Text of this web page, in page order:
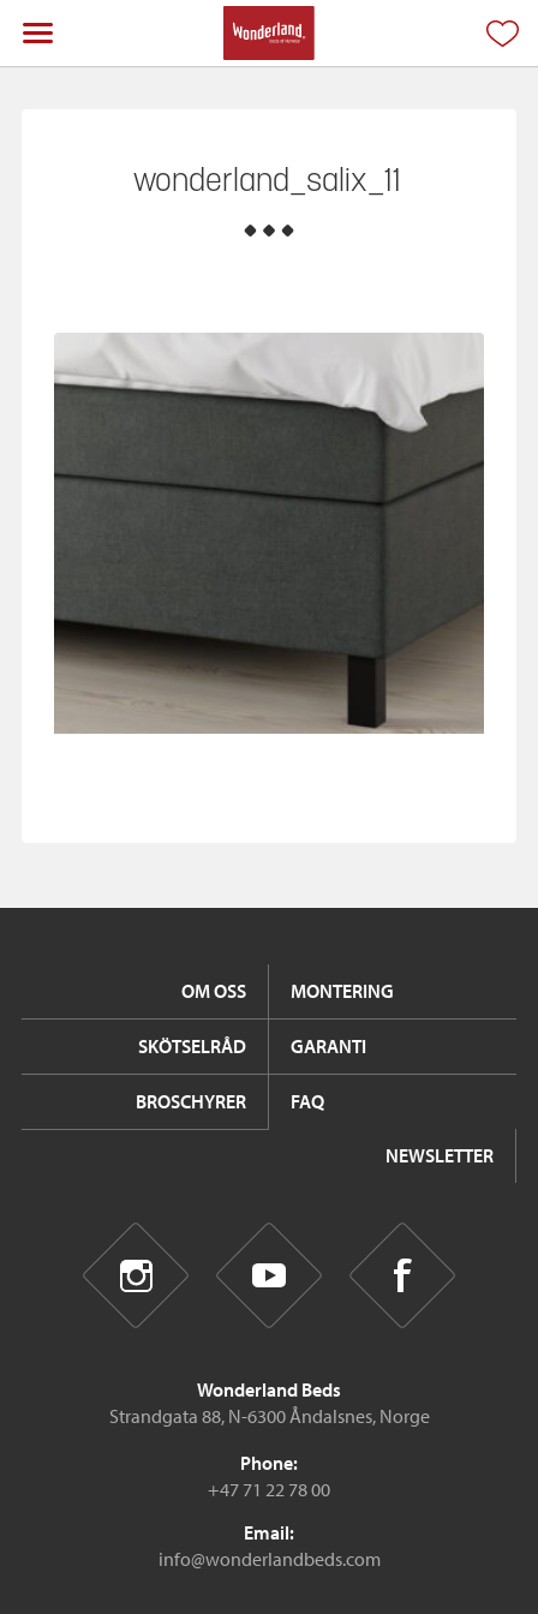
wonderland_salix_11
OM OSS MONTERING
SKÖTSELRÅD GARANTI
BROSCHYRER FAQ
NEWSLETTER
Wonderland Beds
Strandgata 88, N-6300 Åndalsnes, Norge
Phone:
+47 71 22 78 00
Email:
info@wonderlandbeds.com